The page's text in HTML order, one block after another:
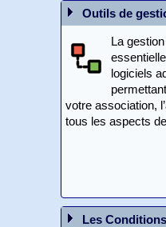
Outils de
La
logiciels
votre association,
tous les aspects
Les